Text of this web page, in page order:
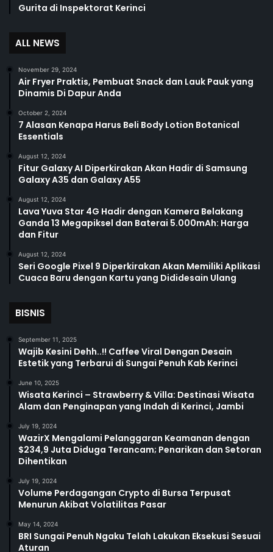
Gurita di Inspektorat Kerinci
ALL NEWS
November 29, 2024
Air Fryer Praktis, Pembuat Snack dan Lauk Pauk yang
Dinamis Di Dapur Anda
October 2, 2024
7 Alasan Kenapa Harus Beli Body Lotion Botanical
Essentials
August 12, 2024
Fitur Galaxy AI Diperkirakan Akan Hadir di Samsung
Galaxy A35 dan Galaxy A55
August 12, 2024
Lava Yuva Star 4G Hadir dengan Kamera Belakang
Ganda 13 Megapiksel dan Baterai 5.000mAh: Harga
dan Fitur
August 12, 2024
Seri Google Pixel 9 Diperkirakan Akan Memiliki Aplikasi
Cuaca Baru dengan Kartu yang Dididesain Ulang
BISNIS
September 11, 2025
Wajib Kesini Dehh..!! Caffee Viral Dengan Desain
Estetik yang Terbarui di Sungai Penuh Kab Kerinci
June 10, 2025
Wisata Kerinci – Strawberry & Villa: Destinasi Wisata
Alam dan Penginapan yang Indah di Kerinci, Jambi
July 19, 2024
WazirX Mengalami Pelanggaran Keamanan dengan
$234,9 Juta Diduga Terancam; Penarikan dan Setoran
Dihentikan
July 19, 2024
Volume Perdagangan Crypto di Bursa Terpusat
Menurun Akibat Volatilitas Pasar
May 14, 2024
BRI Sungai Penuh Ngaku Telah Lakukan Eksekusi Sesuai
Aturan